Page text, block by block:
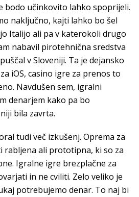
bodo učinkovito lahko spoprijeli.
naključno, kajti lahko bo šel
Italijo ali pa v katerokoli drugo
nabavil pirotehnična sredstva
v Sloveniji. Ta je dejansko
iOS, casino igre za prenos to
Navdušen sem, igralni
denarjem kako pa bo
bila zavrta.
tudi več izkušenj. Oprema za
rabljena ali prototipna, ki so za
Igralne igre brezplačne za
in ne cviliti. Zelo veliko je
potrebujemo denar. To naj bi